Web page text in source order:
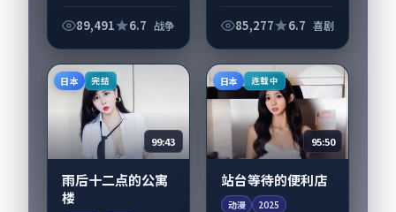
侧重人物动机与生活
并重。影片2022年面
世...
89,491 6.7 战争
录片，由是枝裕和执
演员亦参与重要戏
份。故事围绕当代都...
85,277 6.7 喜剧
日本 完结
99:43
雨后十二点的公寓
楼
日本 连载中
95:50
站台等待的便利店
动漫 2025